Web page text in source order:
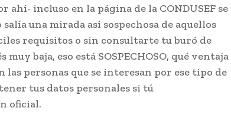
ahí- incluso en la página de la CONDUSEF se
una mirada así sospechosa de aquellos
requisitos o sin consultarte tu buró de
baja, eso está SOSPECHOSO, qué ventaja
personas que se interesan por ese tipo de
tus datos personales si tú
oficial.